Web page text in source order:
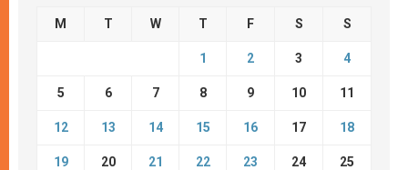
M T W T F S S
1 2 3 4
5 6 7 8 9 10 11
12 13 14 15 16 17 18
19 20 21 22 23 24 25